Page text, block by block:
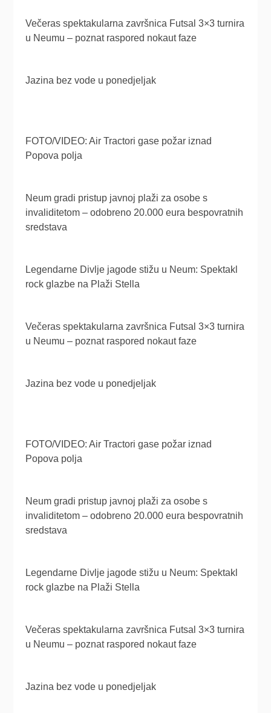
Večeras spektakularna završnica Futsal 3×3 turnira
u Neumu – poznat raspored nokaut faze
Jazina bez vode u ponedjeljak
FOTO/VIDEO: Air Tractori gase požar iznad
Popova polja
Neum gradi pristup javnoj plaži za osobe s
invaliditetom – odobreno 20.000 eura bespovratnih
sredstava
Legendarne Divlje jagode stižu u Neum: Spektakl
rock glazbe na Plaži Stella
Večeras spektakularna završnica Futsal 3×3 turnira
u Neumu – poznat raspored nokaut faze
Jazina bez vode u ponedjeljak
FOTO/VIDEO: Air Tractori gase požar iznad
Popova polja
Neum gradi pristup javnoj plaži za osobe s
invaliditetom – odobreno 20.000 eura bespovratnih
sredstava
Legendarne Divlje jagode stižu u Neum: Spektakl
rock glazbe na Plaži Stella
Večeras spektakularna završnica Futsal 3×3 turnira
u Neumu – poznat raspored nokaut faze
Jazina bez vode u ponedjeljak